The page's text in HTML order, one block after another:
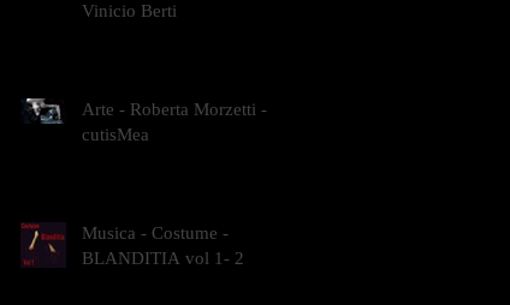
Vinicio Berti
Arte - Roberta Morzetti -
cutisMea
Musica - Costume -
BLANDITIA vol 1- 2